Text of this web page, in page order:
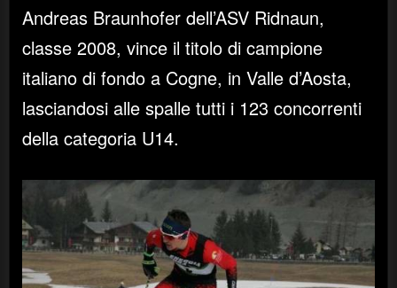
Andreas Braunhofer dell’ASV Ridnaun,
classe 2008, vince il titolo di campione
italiano di fondo a Cogne, in Valle d’Aosta,
lasciandosi alle spalle tutti i 123 concorrenti
della categoria U14.